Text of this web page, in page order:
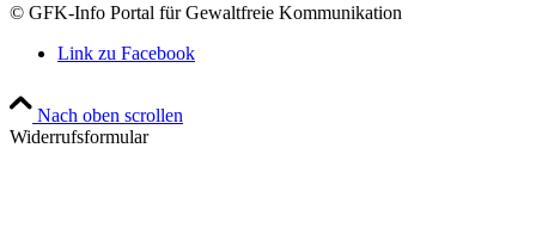
© GFK-Info Portal für Gewaltfreie Kommunikation
Link zu Facebook
Nach oben scrollen
Widerrufsformular